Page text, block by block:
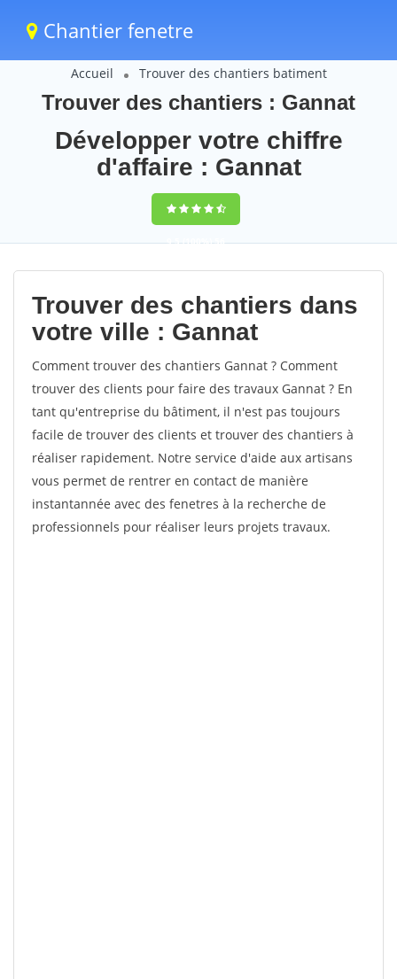
Chantier fenetre
Accueil Trouver des chantiers batiment
Trouver des chantiers : Gannat
Développer votre chiffre
d'affaire : Gannat
9,5(100%)56
votes
Trouver des chantiers dans
votre ville : Gannat
Comment trouver des chantiers Gannat ? Comment
trouver des clients pour faire des travaux Gannat ? En
tant qu'entreprise du bâtiment, il n'est pas toujours
facile de trouver des clients et trouver des chantiers à
réaliser rapidement. Notre service d'aide aux artisans
vous permet de rentrer en contact de manière
instantannée avec des fenetres à la recherche de
professionnels pour réaliser leurs projets travaux.